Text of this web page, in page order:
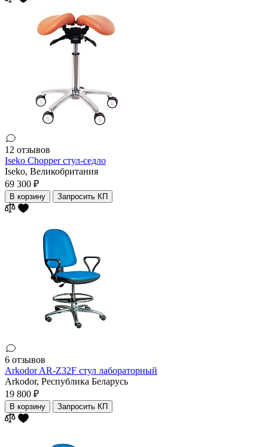
12 отзывов
Iseko Chopper стул-седло
Iseko, Великобритания
69 300 ₽
В корзину Запросить КП
6 отзывов
Arkodor AR-Z32F стул лабораторный
Arkodor, Республика Беларусь
19 800 ₽
В корзину Запросить КП